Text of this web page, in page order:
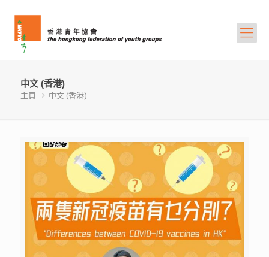
中文 (香港)
主頁 中文 (香港)